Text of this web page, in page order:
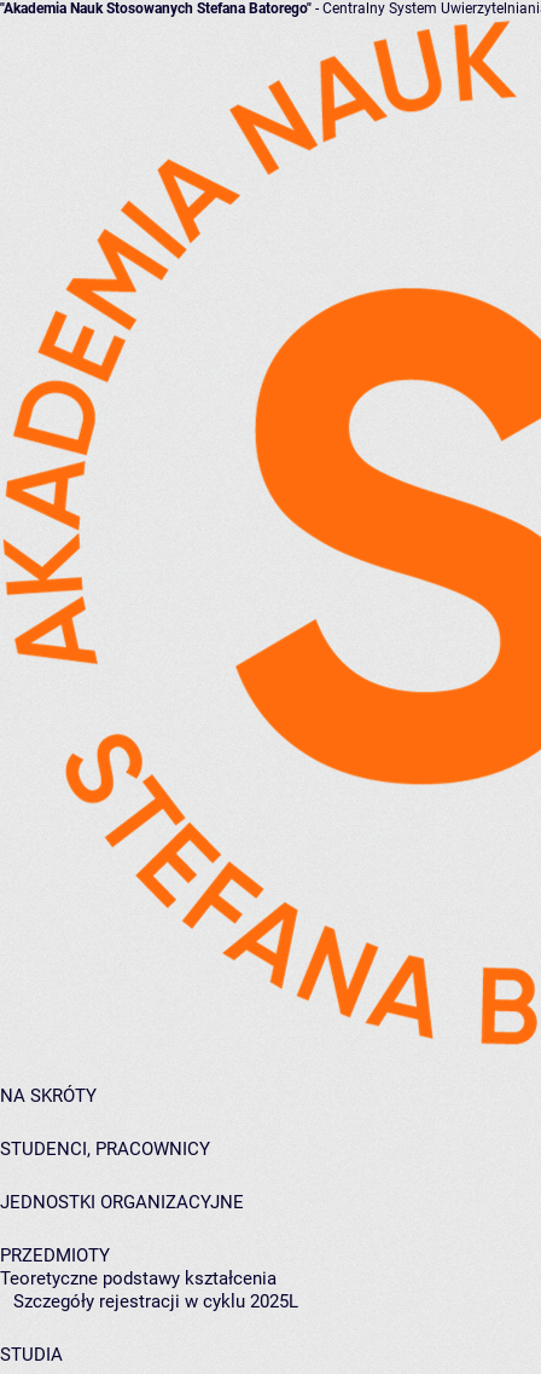
"Akademia Nauk Stosowanych Stefana Batorego" - Centralny System
NA SKRÓTY
STUDENCI, PRACOWNICY
JEDNOSTKI ORGANIZACYJNE
PRZEDMIOTY
Teoretyczne podstawy kształcenia
Szczegóły rejestracji w cyklu 2025L
STUDIA